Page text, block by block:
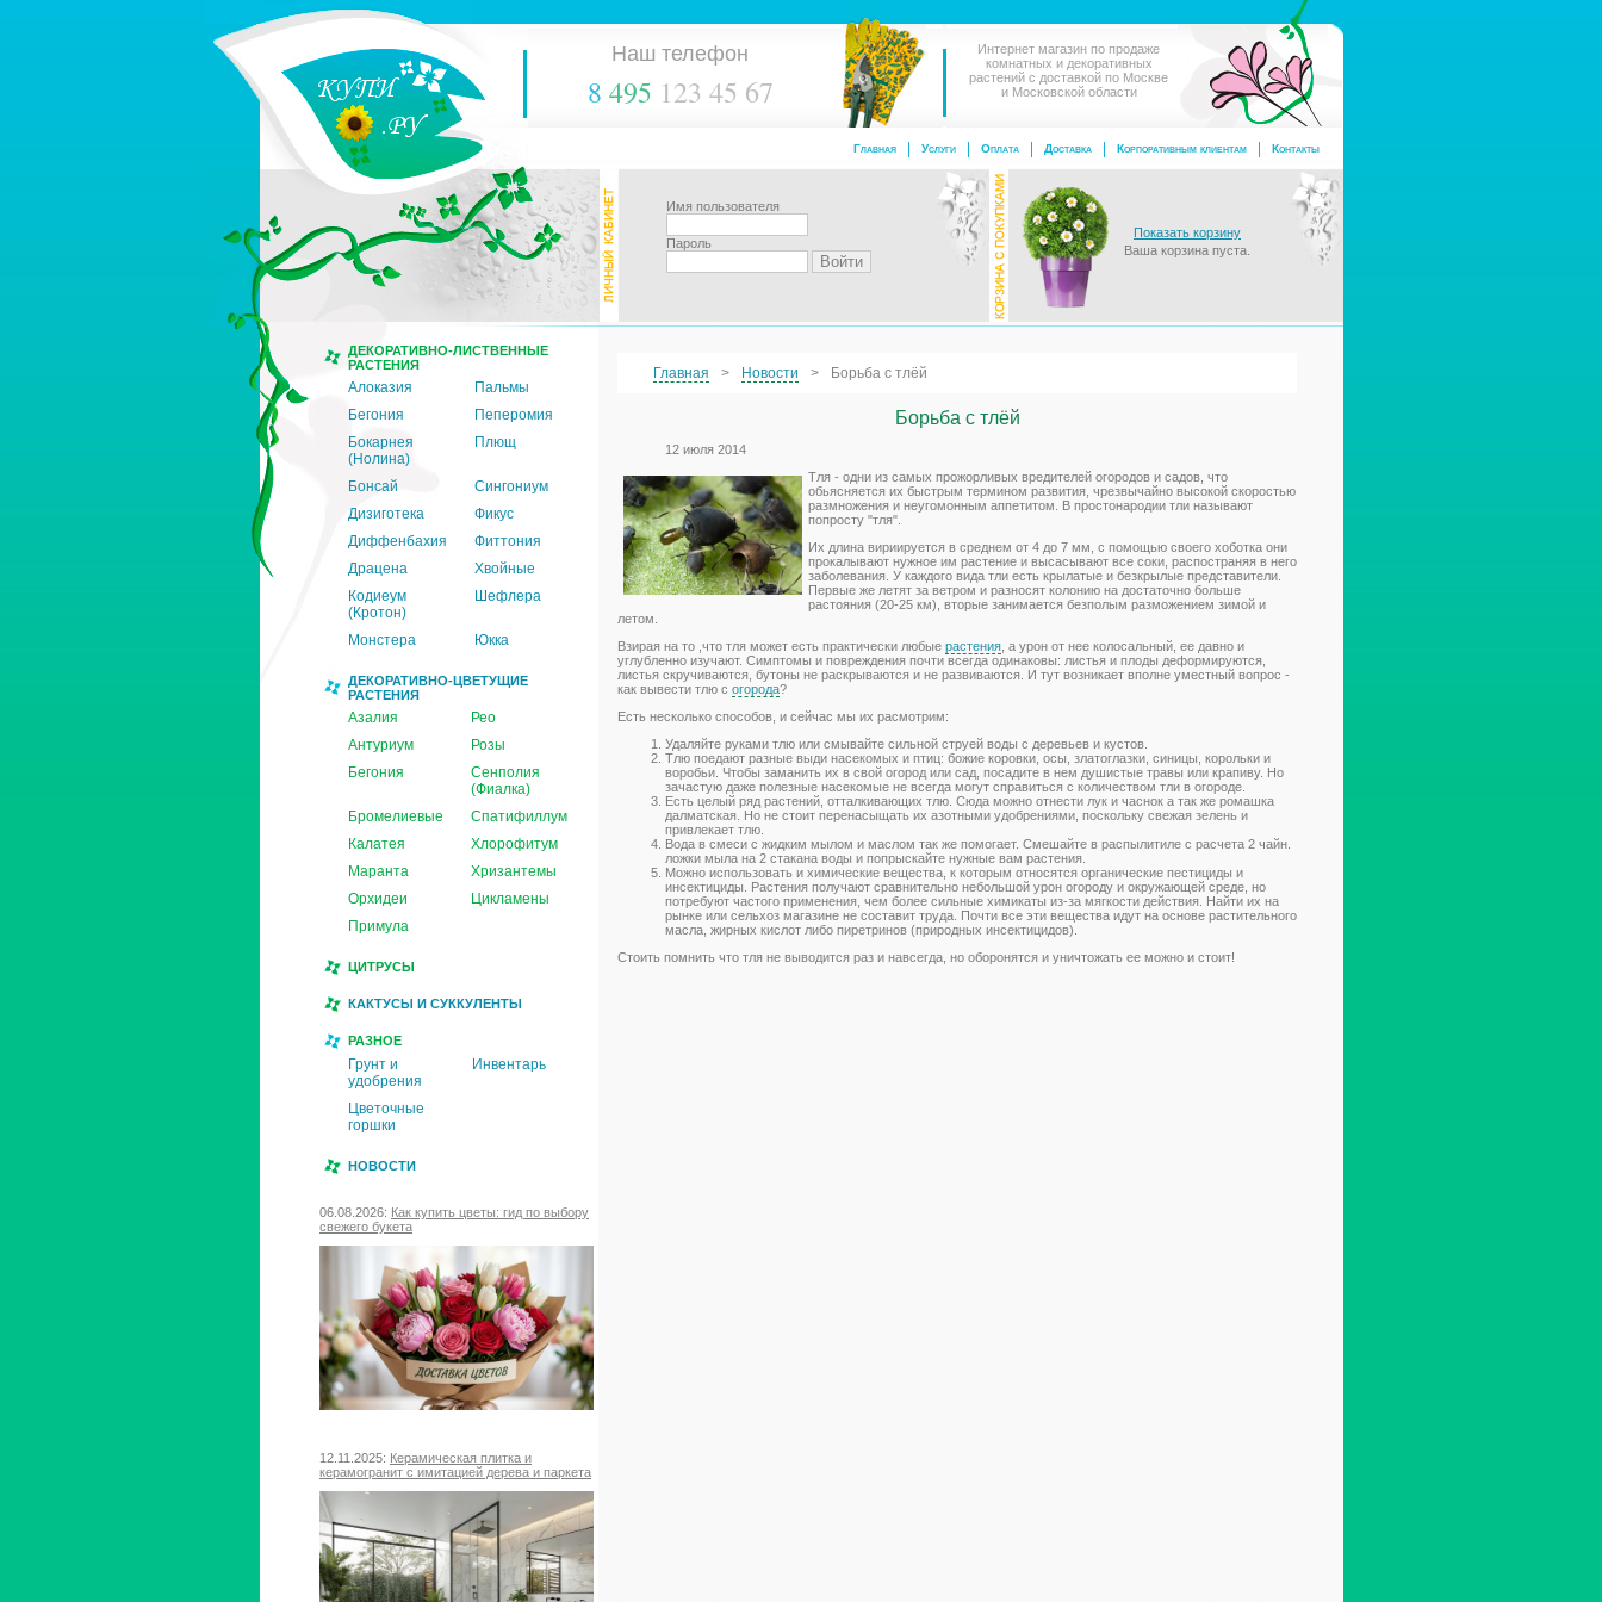
Наш телефон
8 495 123 45 67
Интернет магазин по продаже
комнатных и декоративных
растений с доставкой по Москве
и Московской области
Контакты
Корпоративным клиентам
Доставка
Оплата
Услуги
Главная
Имя пользователя
Пароль
Показать корзину
Ваша корзина пуста.
ДЕКОРАТИВНО-ЛИСТВЕННЫЕ
РАСТЕНИЯ
Алоказия
Пальмы
Бегония
Пеперомия
Бокарнея
(Нолина)
Плющ
Бонсай
Сингониум
Дизиготека
Фикус
Диффенбахия
Фиттония
Драцена
Хвойные
Кодиеум
(Кротон)
Шефлера
Монстера Юкка
ДЕКОРАТИВНО-ЦВЕТУЩИЕ
РАСТЕНИЯ
Азалия
Рео
Антуриум
Розы
Бегония
Сенполия
(Фиалка)
Бромелиевые
Спатифиллум
Калатея
Хлорофитум
Маранта
Хризантемы
Орхидеи
Цикламены
Примула
ЦИТРУСЫ
КАКТУСЫ И СУККУЛЕНТЫ
РАЗНОЕ
Грунт и
удобрения
Инвентарь
Цветочные
горшки
НОВОСТИ
06.08.2026: Как купить цветы: гид по выбору
свежего букета
12.11.2025: Керамическая плитка и
керамогранит с имитацией дерева и паркета
Главная Новости Борьба с тлёй
Борьба с тлёй
12 июля 2014
Тля - одни из самых прожорливых вредителей огородов и садов, что
обьясняется их быстрым термином развития, чрезвычайно высокой скоростью
размножения и неугомонным аппетитом. В простонародии тли называют
попросту "тля".
Их длина вириируется в среднем от 4 до 7 мм, с помощью своего хоботка они
прокалывают нужное им растение и высасывают все соки, распостраняя в него
заболевания. У каждого вида тли есть крылатые и безкрылые представители.
Первые же летят за ветром и разносят колонию на достаточно больше
растояния (20-25 км), вторые занимается безполым разможением зимой и
летом.
Взирая на то ,что тля может есть практически любые растения , а урон от нее колосальный, ее давно и
углубленно изучают. Симптомы и повреждения почти всегда одинаковы: листья и плоды деформируются,
листья скручиваются, бутоны не раскрываются и не развиваются. И тут возникает вполне уместный вопрос -
как вывести тлю с огорода?
Есть несколько способов, и сейчас мы их расмотрим:
Удаляйте руками тлю или смывайте сильной струей воды с деревьев и кустов.
Тлю поедают разные выди насекомых и птиц: божие коровки, осы, златоглазки, синицы, корольки и
воробьи. Чтобы заманить их в свой огород или сад, посадите в нем душистые травы или крапиву. Но
зачастую даже полезные насекомые не всегда могут справиться с количеством тли в огороде.
Есть целый ряд растений, отталкивающих тлю. Сюда можно отнести лук и часнок а так же ромашка
далматская. Но не стоит перенасыщать их азотными удобрениями, поскольку свежая зелень и
привлекает тлю.
Вода в смеси с жидким мылом и маслом так же помогает. Смешайте в распылитиле с расчета 2 чайн.
ложки мыла на 2 стакана воды и попрыскайте нужные вам растения.
Можно использовать и химические вещества, к которым относятся органические пестициды и
инсектициды. Растения получают сравнительно небольшой урон огороду и окружающей среде, но
потребуют частого применения, чем более сильные химикаты из-за мягкости действия. Найти их на
рынке или сельхоз магазине не составит труда. Почти все эти вещества идут на основе растительного
масла, жирных кислот либо пиретринов (природных инсектицидов).
Стоить помнить что тля не выводится раз и навсегда, но оборонятся и уничтожать ее можно и стоит!